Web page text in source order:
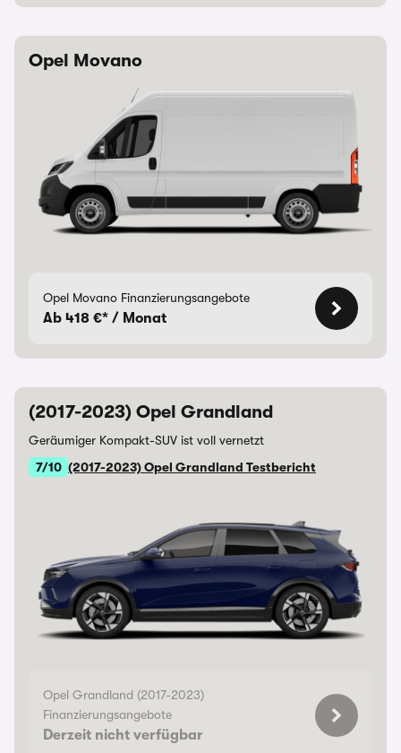
Opel Movano
Opel Movano Finanzierungsangebote
Ab 418 €* / Monat
(2017-2023) Opel Grandland
Geräumiger Kompakt-SUV ist voll vernetzt
7/10 (2017-2023) Opel Grandland Testbericht
Opel Grandland (2017-2023)
Finanzierungsangebote
Derzeit nicht verfügbar